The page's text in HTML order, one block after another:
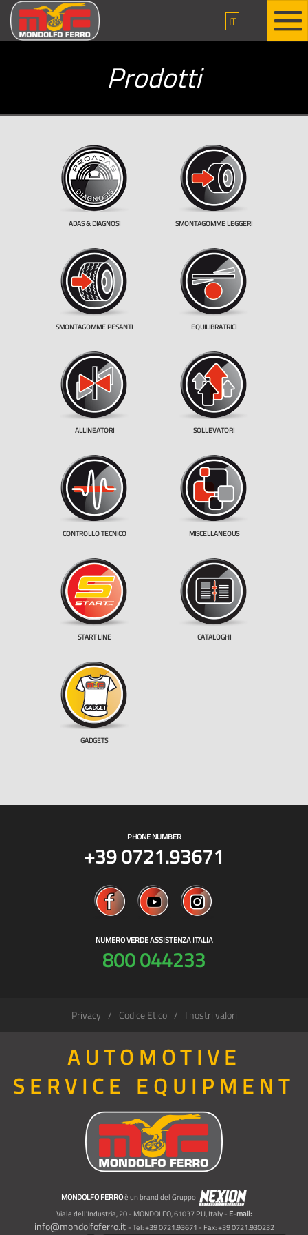
IT
Prodotti
ADAS & DIAGNOSI SMONTAGOMME LEGGERI
SMONTAGOMME PESANTI EQUILIBRATRICI
ALLINEATORI SOLLEVATORI
CONTROLLO TECNICO MISCELLANEOUS
START LINE CATALOGHI
GADGETS
PHONE NUMBER
+39 0721.93671
NUMERO VERDE ASSISTENZA ITALIA
800 044233
Privacy Codice Etico I nostri valori
AUTOMOTIVE
SERVICE EQUIPMENT
MONDOLFO FERROè un brand del Gruppo
Viale dell'Industria, 20 - MONDOLFO, 61037 PU, Italy - E-mail:
info@mondolfoferro.it - Tel: +39 0721.93671 - Fax: +39 0721.930232